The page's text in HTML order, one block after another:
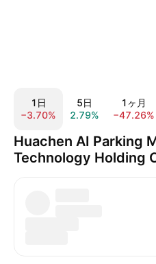
1日
−3.70%
5日
2.79%
1ヶ月
−47.26%
Huachen AI Parking
Technology Holding